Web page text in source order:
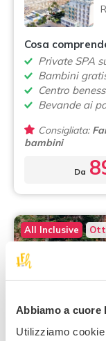
Abbiamo a cuore
Utilizziamo
Cosa
Private SPA
Bambini
Centro
Bevande ai
Consigliata:
bambini
Da
All Inclusive